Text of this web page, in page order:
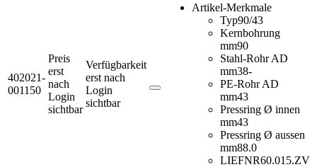
402021-
001150
Preis
erst
nach
Login
sichtbar
Verfügbarkeit
erst nach
Login
sichtbar
Artikel-Merkmale
Typ90/43
Kernbohrung
mm90
Stahl-Rohr AD
mm38-
PE-Rohr AD
mm43
Pressring Ø innen
mm43
Pressring Ø aussen
mm88.0
LIEFNR60.015.ZV